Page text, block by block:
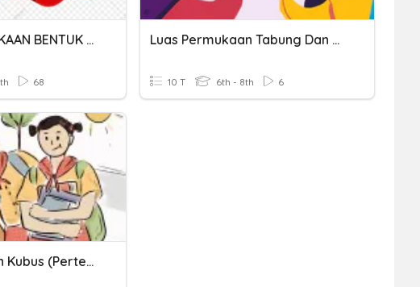
6.3 LUAS PERMUKAAN BENTUK 3 DIMENSI
68
Luas Permukaan Tabung Dan Kerucut
10 T 6th - 8th 6
Luas Permukaan Kubus (Pertemuan 1)